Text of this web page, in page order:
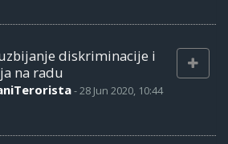
diskriminacije i
na radu
-28 Jun 2020, 10:44